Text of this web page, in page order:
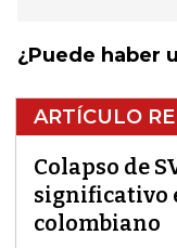
¿Puede haber
ARTÍCULO
Colapso de
significativo
colombiano